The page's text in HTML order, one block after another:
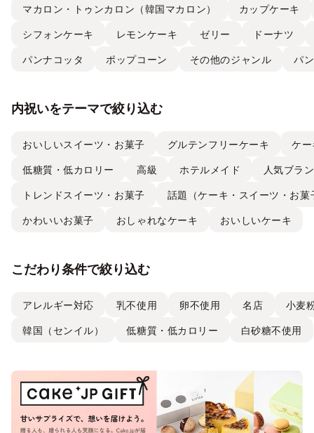
マカロン・トゥンカロン（韓国マカロン） カップケーキ
シフォンケーキ レモンケーキ ゼリー ドーナツ
パンナコッタ ポップコーン その他のジャンル パン
内祝いをテーマで絞り込む
おいしいスイーツ・お菓子 グルテンフリーケーキ ケ
低糖質・低カロリー 高級 ホテルメイド 人気ブラ
トレンドスイーツ・お菓子 話題（ケーキ・スイーツ・お菓
かわいいお菓子 おしゃれなケーキ おいしいケーキ
こだわり条件で絞り込む
アレルギー対応 乳不使用 卵不使用 名店 小麦
韓国（センイル） 低糖質・低カロリー 白砂糖不使用